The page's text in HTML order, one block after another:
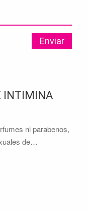
INTIMINA
ni parabenos,
de…